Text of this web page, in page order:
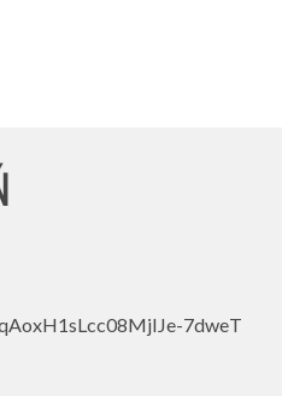
7dweT